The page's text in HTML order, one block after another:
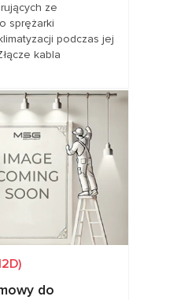
ze
sprężarki
podczas jej
kabla
o cenę
do